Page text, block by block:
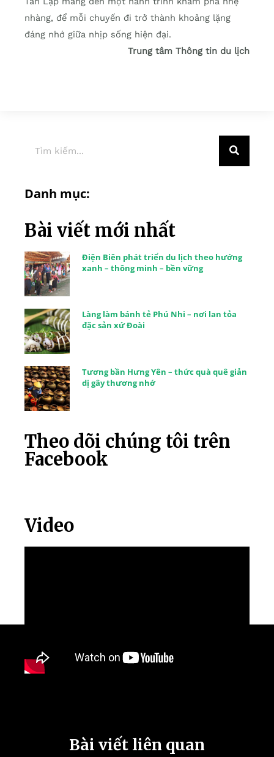
nhàng, để mỗi chuyến đi trở thành khoảng lặng
đáng nhớ giữa nhịp sống hiện đại.
Trung tâm Thông tin du lịch
Danh mục:
Bài viết mới nhất
Điện Biên phát triển du lịch theo hướng
xanh – thông minh – bền vững
Làng làm bánh tẻ Phú Nhi – nơi lan tỏa
đặc sản xứ Đoài
Tương bần Hưng Yên – thức quà quê giản
dị gây thương nhớ
Theo dõi chúng tôi trên
Facebook
Video
Bài viết liên quan